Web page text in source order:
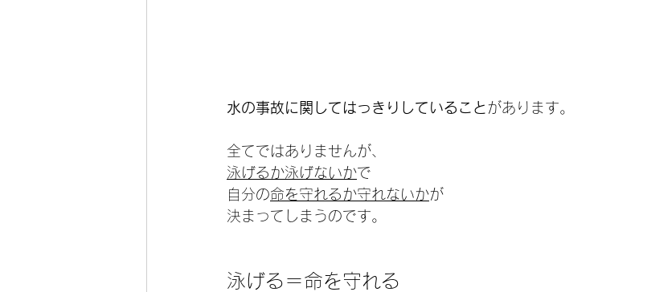
水の事故に関してはっきりしていること があります。
全てではありませんが、
泳げるか泳げないかで
自分の命を守れるか守れないかが
決まってしまうのです。
泳げる＝命を守れる